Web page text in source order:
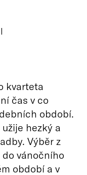
kvarteta
čas v co
období.
hezký a
Výběr z
vánočního
období a v